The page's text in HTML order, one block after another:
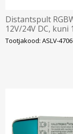
Distantspult
12V/24V DC, kuni
36W kanali kohta,
dimmer, koos
Tootjakood: ASLV-